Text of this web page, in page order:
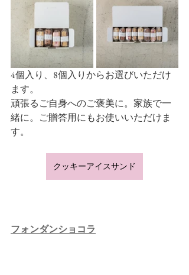
4個入り、8個入りからお選びいただけ
ます。
頑張るご自身へのご褒美に。家族で一
緒に。ご贈答用にもお使いいただけま
す。
クッキーアイスサンド
フォンダンショコラ